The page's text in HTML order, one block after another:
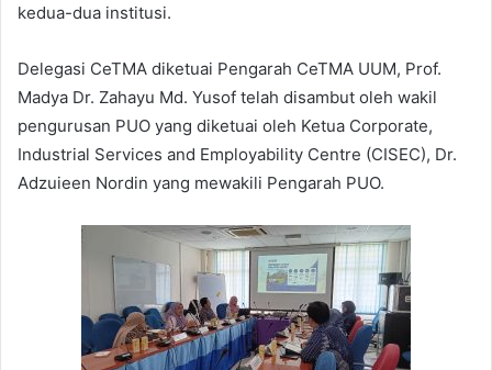
kedua-dua institusi.
Delegasi CeTMA diketuai Pengarah CeTMA UUM, Prof.
Madya Dr. Zahayu Md. Yusof telah disambut oleh wakil
pengurusan PUO yang diketuai oleh Ketua Corporate,
Industrial Services and Employability Centre (CISEC), Dr.
Adzuieen Nordin yang mewakili Pengarah PUO.